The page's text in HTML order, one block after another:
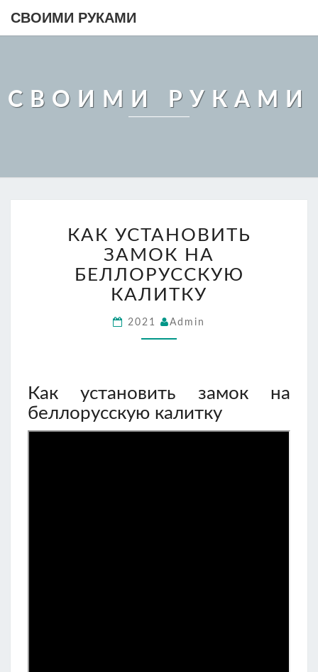
СВОИМИ РУКАМИ
СВОИМИ РУКАМИ
УСТАНОВИТЬ
ЗАМОК
НА
БЕЛЛОРУССКУЮ
КАЛИТКУ
КАК УСТАНОВИТЬ
ЗАМОК НА
БЕЛЛОРУССКУЮ
КАЛИТКУ
2021 Admin
Как установить замок на
беллорусскую калитку